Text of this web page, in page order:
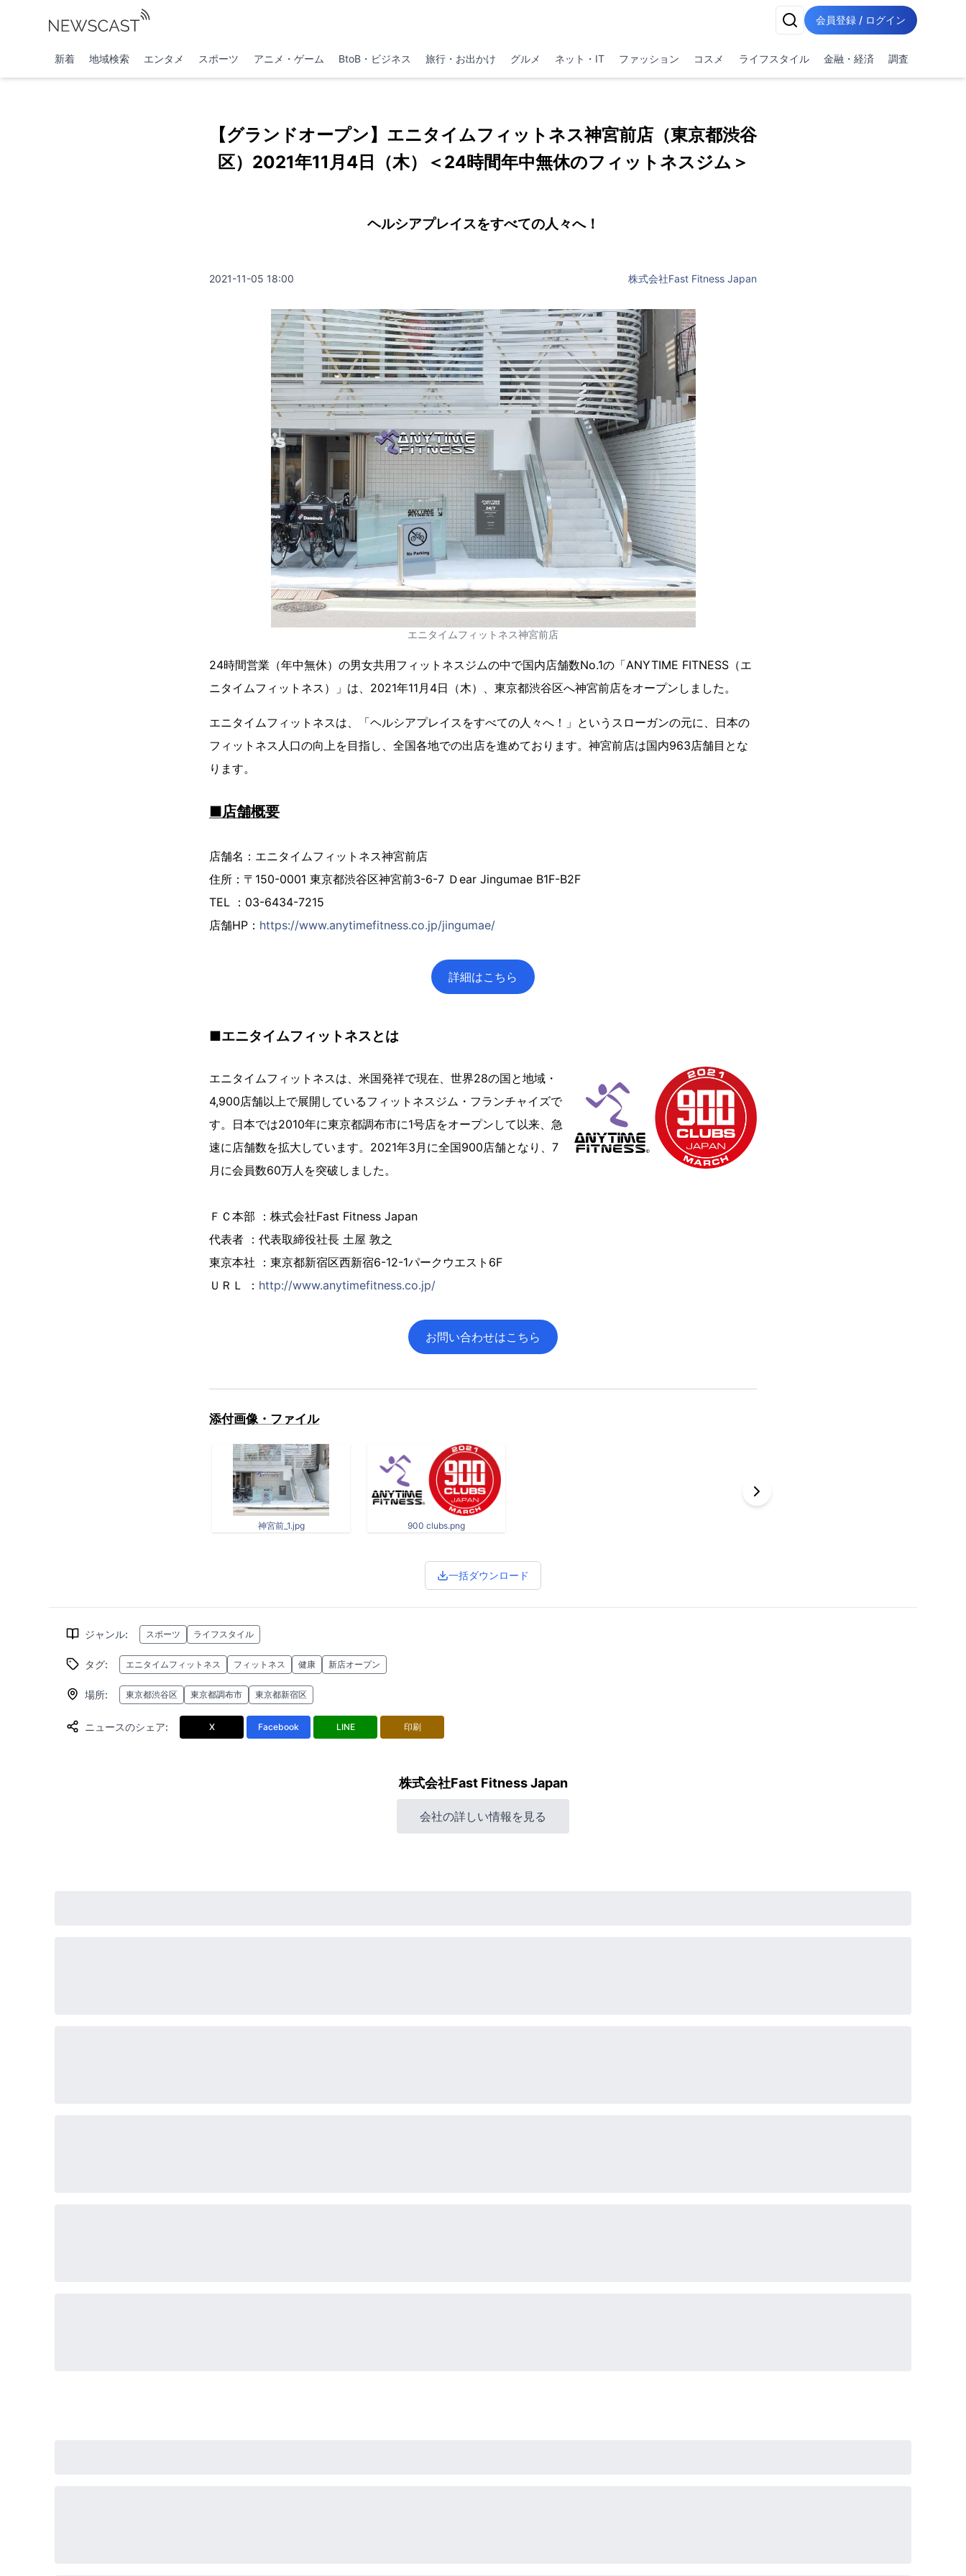
会員登録 / ログイン
新着 地域検索 エンタメ スポーツ アニメ・ゲーム BtoB・ビジネス 旅行・お出かけ グルメ ネット・IT ファッション コスメ ライフスタイル 金融・経済 調査
【グランドオープン】エニタイムフィットネス神宮前店（東京都渋谷
区）2021年11月4日（木）＜24時間年中無休のフィットネスジム＞
ヘルシアプレイスをすべての人々へ！
2021-11-05 18:00 株式会社Fast Fitness Japan
エニタイムフィットネス神宮前店
24時間営業（年中無休）の男女共用フィットネスジムの中で国内店舗数No.1の「ANYTIME FITNESS（エ
ニタイムフィットネス）」は、2021年11月4日（木）、東京都渋谷区へ神宮前店をオープンしました。
エニタイムフィットネスは、「ヘルシアプレイスをすべての人々へ！」というスローガンの元に、日本の
フィットネス人口の向上を目指し、全国各地での出店を進めております。神宮前店は国内963店舗目とな
ります。
■店舗概要
店舗名：エニタイムフィットネス神宮前店
住所：〒150-0001 東京都渋谷区神宮前3-6-7 Ｄear Jingumae B1F-B2F
TEL ：03-6434-7215
店舗HP： https://www.anytimefitness.co.jp/jingumae/
詳細はこちら
■エニタイムフィットネスとは
エニタイムフィットネスは、米国発祥で現在、世界28の国と地域・
4,900店舗以上で展開しているフィットネスジム・フランチャイズで
す。日本では2010年に東京都調布市に1号店をオープンして以来、急
速に店舗数を拡大しています。2021年3月に全国900店舗となり、7
月に会員数60万人を突破しました。
ＦＣ本部 ：株式会社Fast Fitness Japan
代表者 ：代表取締役社長 土屋 敦之
東京本社 ：東京都新宿区西新宿6-12-1パークウエスト6F
ＵＲＬ ： http://www.anytimefitness.co.jp/
お問い合わせはこちら
添付画像・ファイル
神宮前_1.jpg 900 clubs.png
一括ダウンロード
ジャンル: スポーツ ライフスタイル
タグ: エニタイムフィットネス フィットネス 健康 新店オープン
場所: 東京都渋谷区 東京都調布市 東京都新宿区
ニュースのシェア: X Facebook LINE 印刷
株式会社Fast Fitness Japan
会社の詳しい情報を見る